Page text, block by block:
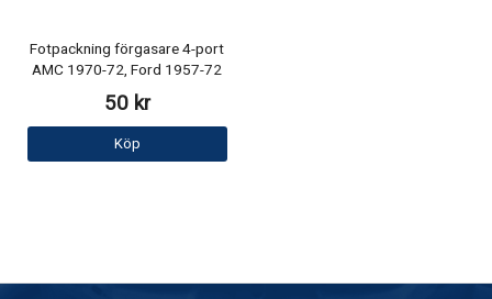
Fotpackning förgasare 4-port
AMC 1970-72, Ford 1957-72
50 kr
Köp